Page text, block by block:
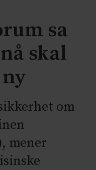
sa
skal
om
mener